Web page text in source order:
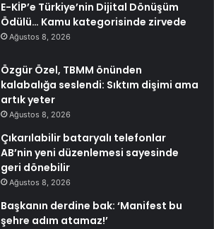
E-KİP’e Türkiye’nin Dijital Dönüşüm
Ödülü… Kamu kategorisinde zirvede
Ağustos 8, 2026
Özgür Özel, TBMM önünden
kalabalığa seslendi: Sıktım dişimi ama
artık yeter
Ağustos 8, 2026
Çıkarılabilir bataryalı telefonlar
AB’nin yeni düzenlemesi sayesinde
geri dönebilir
Ağustos 8, 2026
Başkanın derdine bak: ‘Manifest bu
şehre adım atamaz!’